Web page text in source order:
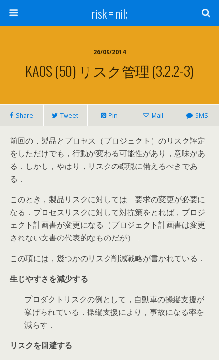
risk = nil;
26/09/2014
KAOS (50) リスク管理 (3.2.2-3)
Share Tweet Pin Mail SMS
前回の，製品とプロセス（プロジェクト）のリスク評定
をしただけでも，行動が変わる可能性があり，意味があ
る．しかし，やはり，リスクの顕現に備えるべきであ
る．
このとき，製品リスクに対しては，要求の変更が必要に
なる．プロセスリスクに対して対抗策をとれば，プロジ
ェクト計画書が変更になる（プロジェクト計画書は変更
されない文書の代表的なものだが）．
この項には，幾つかのリスク削減戦略が書かれている．
生じやすさを減少する
プロダクトリスクの例として，自動車の操縦支援が
挙げられている．操縦支援により，事故になる率を
減らす．
リスクを回避する